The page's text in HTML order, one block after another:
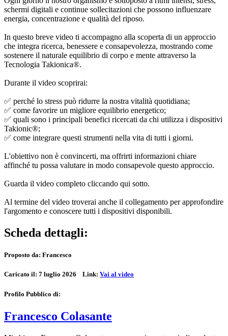
schermi digitali e continue sollecitazioni che possono influenzare
energia, concentrazione e qualità del riposo.
In questo breve video ti accompagno alla scoperta di un approccio
che integra ricerca, benessere e consapevolezza, mostrando come
sostenere il naturale equilibrio di corpo e mente attraverso la
Tecnologia Takionica®.
Durante il video scoprirai:
✅ perché lo stress può ridurre la nostra vitalità quotidiana;
✅ come favorire un migliore equilibrio energetico;
✅ quali sono i principali benefici ricercati da chi utilizza i dispositivi
Takionic®;
✅ come integrare questi strumenti nella vita di tutti i giorni.
L'obiettivo non è convincerti, ma offrirti informazioni chiare
affinché tu possa valutare in modo consapevole questo approccio.
Guarda il video completo cliccando qui sotto.
Al termine del video troverai anche il collegamento per approfondire
l'argomento e conoscere tutti i dispositivi disponibili.
Scheda dettagli:
Proposto da: Francesco
Caricato il: 7 luglio 2026 Link: Vai al video
Profilo Pubblico di:
Francesco Colasante